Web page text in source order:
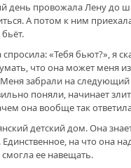
день провожала Лену до
А потом к ним
«Тебя бьют?», я
что она может меня
Меня забрали на
поняли, начинает
она вообще так
детский дом. Она
Единственное, на что она
ее навещать.